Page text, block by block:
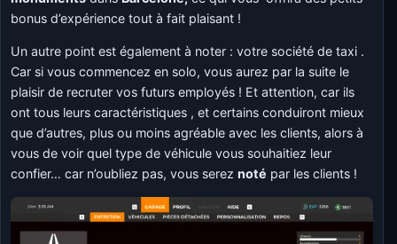
bonus d’expérience tout à fait plaisant !
Un autre point est également à noter : votre société de taxi .
Car si vous commencez en solo, vous aurez par la suite le
plaisir de recruter vos futurs employés ! Et attention, car ils
ont tous leurs caractéristiques , et certains conduiront mieux
que d’autres, plus ou moins agréable avec les clients, alors à
vous de voir quel type de véhicule vous souhaitiez leur
confier… car n’oubliez pas, vous sereznoté par les clients !